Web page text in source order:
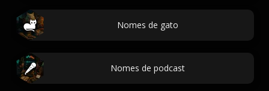
Nomes de gato
Nomes de podcast